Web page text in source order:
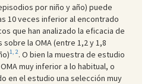
por niño y año) puede
10 veces inferior al encontrado
que han analizado la eficacia de
la OMA (entre 1,2 y 1,8
1, 2. O bien la muestra de estudio
muy inferior a lo habitual, o
en el estudio una selección muy